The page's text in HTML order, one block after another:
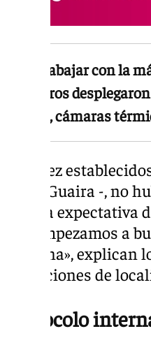
Para trabajar con la
bomberos
drones, cámaras
Una vez
de La Guaira -, no
pero la expectativa
que empezamos a
mañana»,
operaciones de
Protocolo